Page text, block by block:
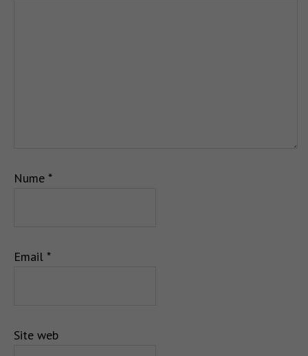
Nume *
Email *
Site web